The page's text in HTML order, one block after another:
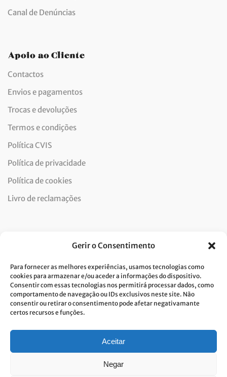
Gerir o Consentimento
Para fornecer as melhores experiências, usamos tecnologias como
cookies para armazenar e/ou aceder a informações do dispositivo.
Consentir com essas tecnologias nos permitirá processar dados, como
comportamento de navegação ou IDs exclusivos neste site. Não
consentir ou retirar o consentimento pode afetar negativamante
certos recursos e funções.
Aceitar
Negar
Canal de Denúncias
Apoio ao Cliente
Contactos
Envios e pagamentos
Trocas e devoluções
Termos e condições
Política CVIS
Política de privacidade
Política de cookies
Livro de reclamações
Dou consentimento ao tratamento de dados e aceito a
política de privacidade.*
A Costa Verde está comprometida com a implementação do RGPD. Para
Cliqueaquie conheça a nossa Política de Privacidade.